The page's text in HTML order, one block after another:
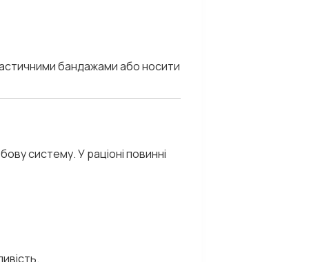
бандажами або носити
систему. У раціоні повинні